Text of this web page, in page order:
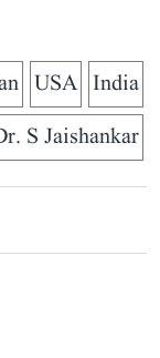
India
USA
S Jaishankar